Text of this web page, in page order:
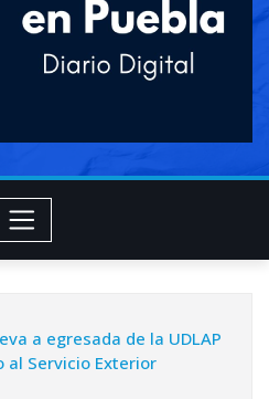
a egresada de la UDLAP
al Servicio Exterior